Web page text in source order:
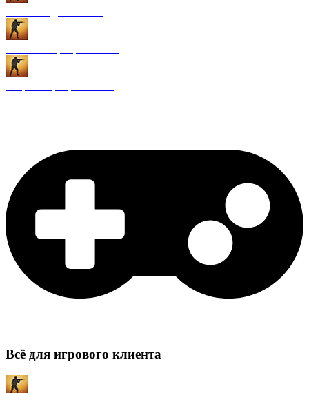
Всё для игрового клиента